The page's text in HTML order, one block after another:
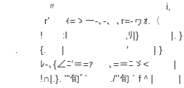
〃 i, ,.
r' ｨ=ゝー-､-、､r=‐ヮｫ.
! :l ,ﾘ|} |. }
. {. | ′ | }
ﾚ-､{∠ﾆ'＝=ｧ ､=＝ﾆゞ
!∩|.}. '"旬ﾞ` ./''旬 ` f＾| |